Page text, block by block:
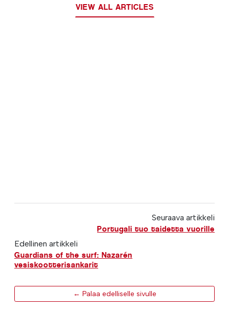
VIEW ALL ARTICLES
Seuraava artikkeli
Portugali tuo taidetta vuorille
Edellinen artikkeli
Guardians of the surf: Nazarén
vesiskootterisankarit
← Palaa edelliselle sivulle